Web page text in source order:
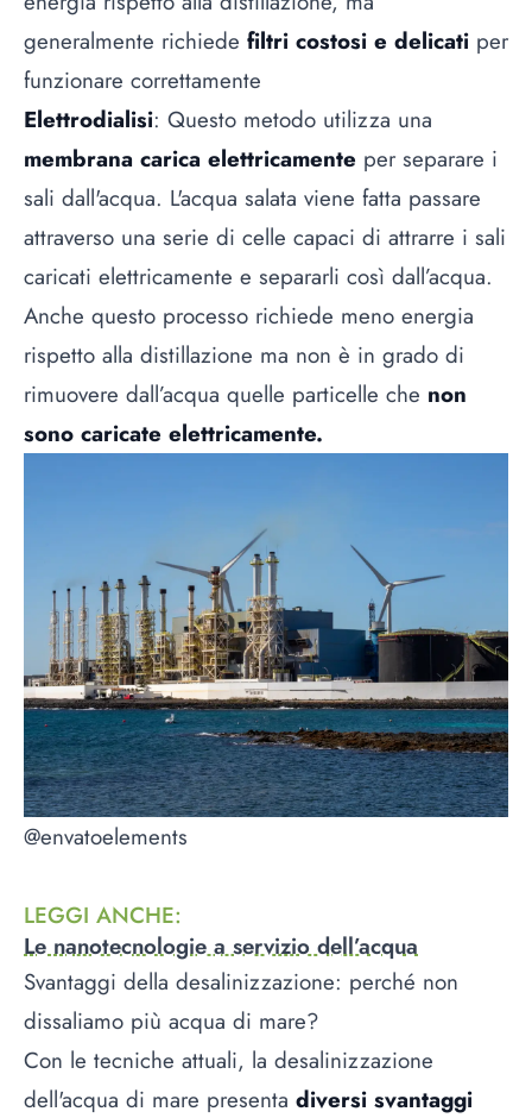
generalmente richiede filtri costosi e delicati per
funzionare correttamente
Elettrodialisi: Questo metodo utilizza una
membrana carica elettricamente per separare i
sali dall'acqua. L'acqua salata viene fatta passare
attraverso una serie di celle capaci di attrarre i sali
caricati elettricamente e separarli così dall’acqua.
Anche questo processo richiede meno energia
rispetto alla distillazione ma non è in grado di
rimuovere dall’acqua quelle particelle che non
sono caricate elettricamente.
@envatoelements
LEGGI ANCHE:
Le nanotecnologie a servizio dell’acqua
Svantaggi della desalinizzazione: perché non
dissaliamo più acqua di mare?
Con le tecniche attuali, la desalinizzazione
dell'acqua di mare presenta diversi svantaggi